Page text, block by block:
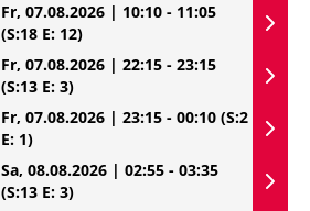
Fr, 07.08.2026 | 10:10 - 11:05
(S:18 E: 12)
Fr, 07.08.2026 | 22:15 - 23:15
(S:13 E: 3)
Fr, 07.08.2026 | 23:15 - 00:10 (S:2
E: 1)
Sa, 08.08.2026 | 02:55 - 03:35
(S:13 E: 3)